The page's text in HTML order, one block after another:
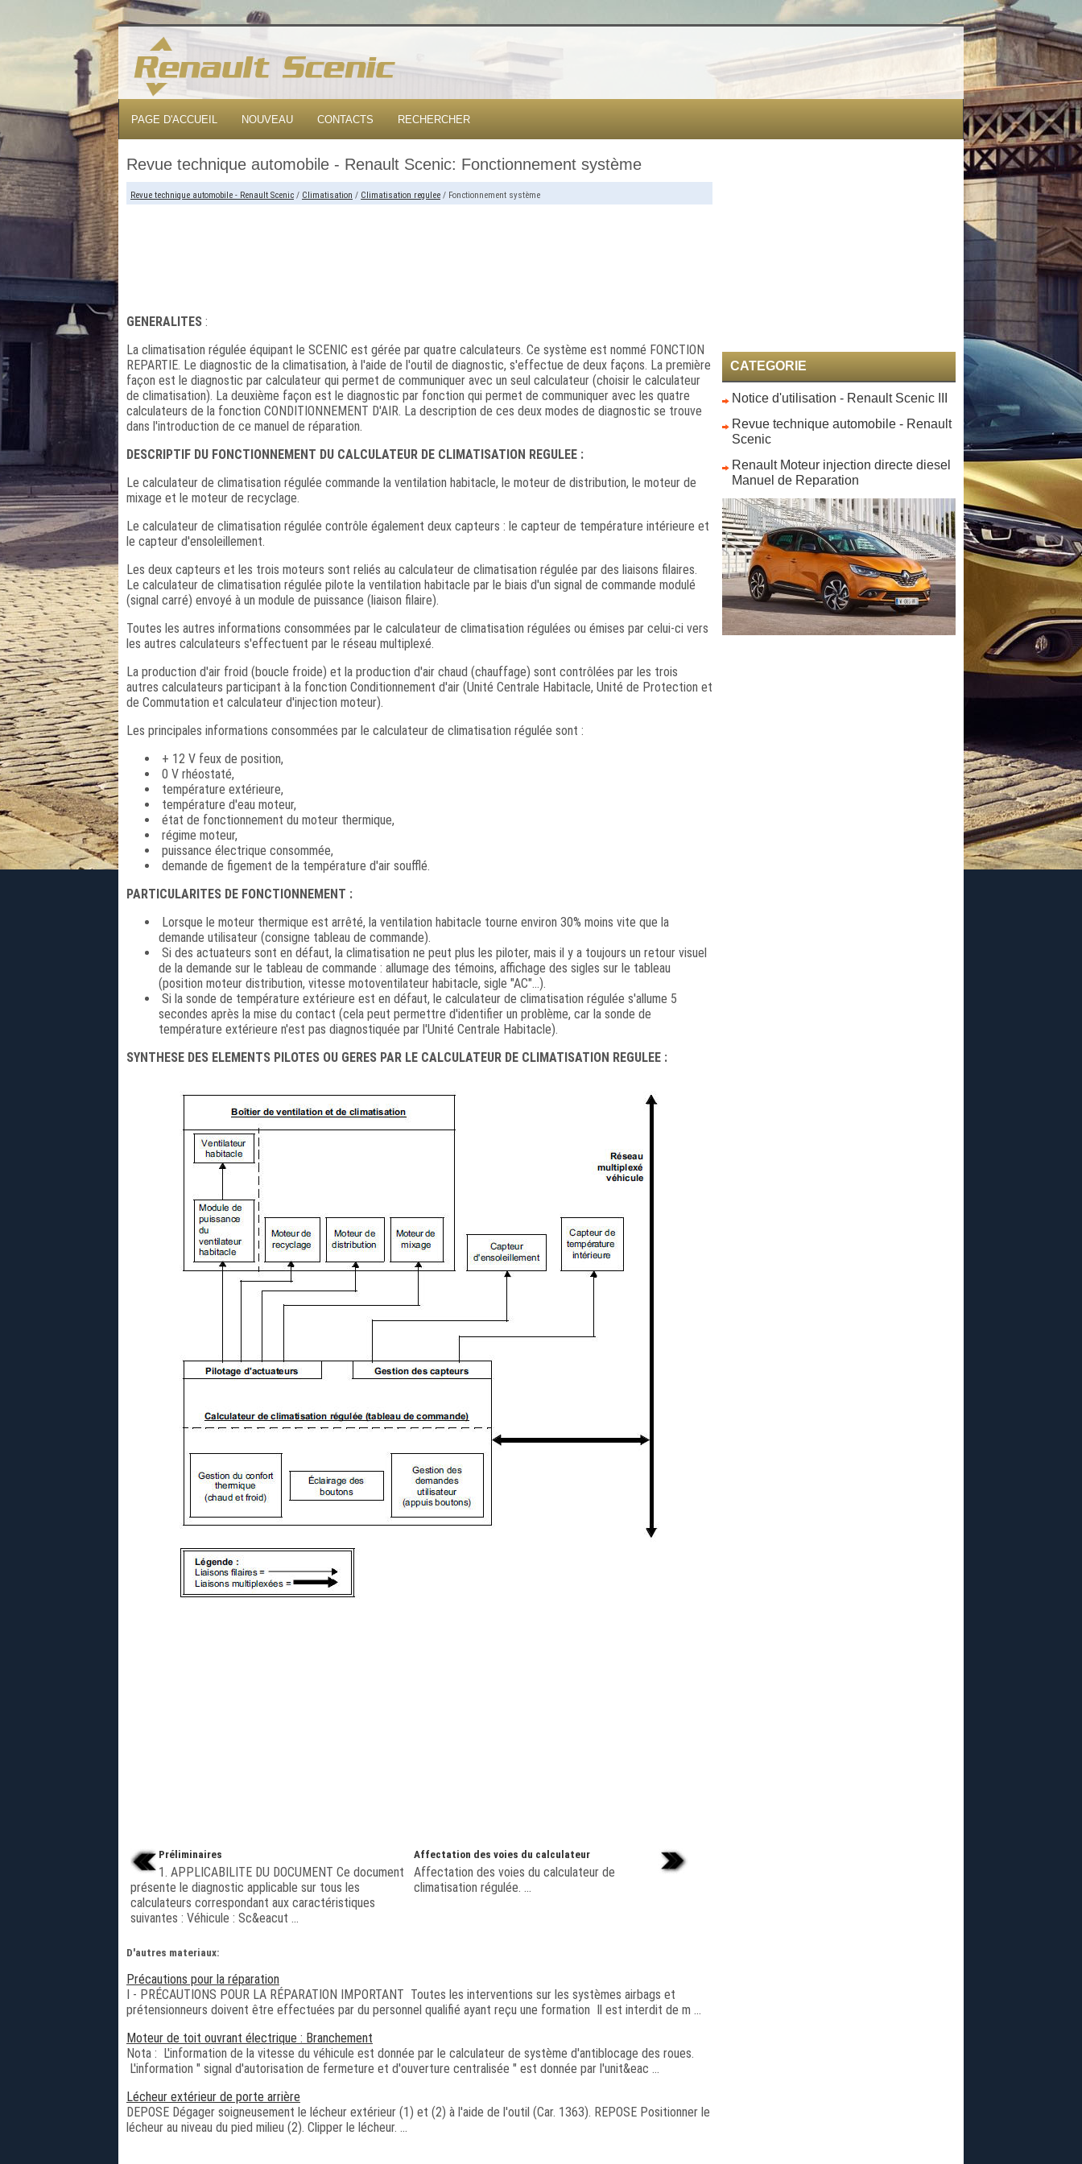
PAGE D'ACCUEIL NOUVEAU CONTACTS RECHERCHER
Revue technique automobile - Renault Scenic: Fonctionnement système
Revue technique automobile - Renault Scenic / Climatisation / Climatisation regulee / Fonctionnement système
GENERALITES :
La climatisation régulée équipant le SCENIC est gérée par quatre calculateurs. Ce système est nommé FONCTION
REPARTIE. Le diagnostic de la climatisation, à l'aide de l'outil de diagnostic, s'effectue de deux façons. La première
façon est le diagnostic par calculateur qui permet de communiquer avec un seul calculateur (choisir le calculateur
de climatisation). La deuxième façon est le diagnostic par fonction qui permet de communiquer avec les quatre
calculateurs de la fonction CONDITIONNEMENT D'AIR. La description de ces deux modes de diagnostic se trouve
dans l'introduction de ce manuel de réparation.
DESCRIPTIF DU FONCTIONNEMENT DU CALCULATEUR DE CLIMATISATION REGULEE :
Le calculateur de climatisation régulée commande la ventilation habitacle, le moteur de distribution, le moteur de
mixage et le moteur de recyclage.
Le calculateur de climatisation régulée contrôle également deux capteurs : le capteur de température intérieure et
le capteur d'ensoleillement.
Les deux capteurs et les trois moteurs sont reliés au calculateur de climatisation régulée par des liaisons filaires.
Le calculateur de climatisation régulée pilote la ventilation habitacle par le biais d'un signal de commande modulé
(signal carré) envoyé à un module de puissance (liaison filaire).
Toutes les autres informations consommées par le calculateur de climatisation régulées ou émises par celui-ci vers
les autres calculateurs s'effectuent par le réseau multiplexé.
La production d'air froid (boucle froide) et la production d'air chaud (chauffage) sont contrôlées par les trois
autres calculateurs participant à la fonction Conditionnement d'air (Unité Centrale Habitacle, Unité de Protection et
de Commutation et calculateur d'injection moteur).
Les principales informations consommées par le calculateur de climatisation régulée sont :
+ 12 V feux de position,
0 V rhéostaté,
température extérieure,
température d'eau moteur,
état de fonctionnement du moteur thermique,
régime moteur,
puissance électrique consommée,
demande de figement de la température d'air soufflé.
PARTICULARITES DE FONCTIONNEMENT :
Lorsque le moteur thermique est arrêté, la ventilation habitacle tourne environ 30% moins vite que la
demande utilisateur (consigne tableau de commande).
Si des actuateurs sont en défaut, la climatisation ne peut plus les piloter, mais il y a toujours un retour visuel
de la demande sur le tableau de commande : allumage des témoins, affichage des sigles sur le tableau
(position moteur distribution, vitesse motoventilateur habitacle, sigle "AC"...).
Si la sonde de température extérieure est en défaut, le calculateur de climatisation régulée s'allume 5
secondes après la mise du contact (cela peut permettre d'identifier un problème, car la sonde de
température extérieure n'est pas diagnostiquée par l'Unité Centrale Habitacle).
SYNTHESE DES ELEMENTS PILOTES OU GERES PAR LE CALCULATEUR DE CLIMATISATION REGULEE :
Préliminaires
1. APPLICABILITE DU DOCUMENT Ce document
présente le diagnostic applicable sur tous les
calculateurs correspondant aux caractéristiques
suivantes : Véhicule : Sc&eacut ...
Affectation des voies du calculateur
Affectation des voies du calculateur de
climatisation régulée. ...
D'autres materiaux:
Précautions pour la réparation
I - PRÉCAUTIONS POUR LA RÉPARATION IMPORTANT Toutes les interventions sur les systèmes airbags et
prétensionneurs doivent être effectuées par du personnel qualifié ayant reçu une formation Il est interdit de m ...
Moteur de toit ouvrant électrique : Branchement
Nota : L'information de la vitesse du véhicule est donnée par le calculateur de système d'antiblocage des roues.
L'information " signal d'autorisation de fermeture et d'ouverture centralisée " est donnée par l'unit&eac ...
Lécheur extérieur de porte arrière
DEPOSE Dégager soigneusement le lécheur extérieur (1) et (2) à l'aide de l'outil (Car. 1363). REPOSE Positionner le
lécheur au niveau du pied milieu (2). Clipper le lécheur. ...
CATEGORIE
Notice d'utilisation - Renault Scenic III
Revue technique automobile - Renault
Scenic
Renault Moteur injection directe diesel
Manuel de Reparation